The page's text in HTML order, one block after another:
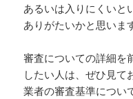
あるいは入りにくいと
ありがたいかと思いま
審査についての詳細を
したい人は、ぜひ見て
業者の審査基準につい